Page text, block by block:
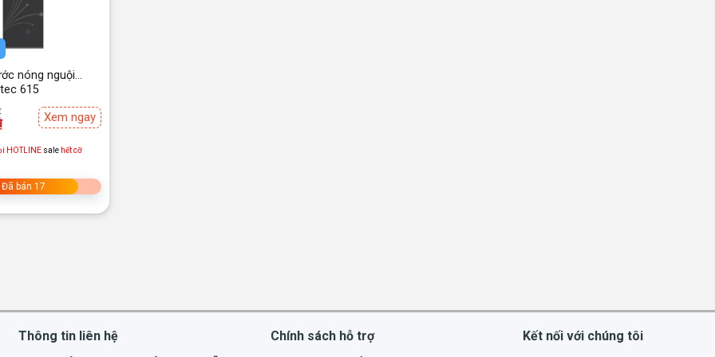
nóng nguội
615
Xem ngay
HOTLINE sale hết cỡ
Đã bán 17
Thông tin liên hệ
Chính sách hỗ trợ
Kết nối với chúng tôi